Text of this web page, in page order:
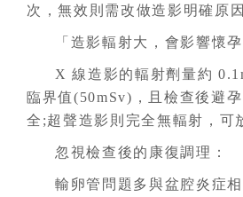
次，無效則需改做造影明確原因
「造影輻射大，會影響懷孕
X 線造影的輻射劑量約
臨界值(50mSv)，且檢查後避
全;超聲造影則完全無輻射，可
忽視檢查後的康復調理：
輸卵管問題多與盆腔炎症